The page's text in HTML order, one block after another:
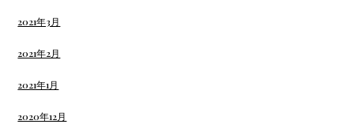
2021年3月
2021年2月
2021年1月
2020年12月